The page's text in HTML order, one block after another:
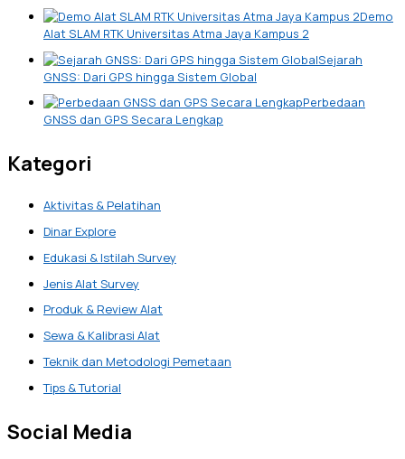
Demo
Alat SLAM RTK Universitas Atma Jaya Kampus 2
Sejarah
GNSS: Dari GPS hingga Sistem Global
Perbedaan
GNSS dan GPS Secara Lengkap
Kategori
Aktivitas & Pelatihan
Dinar Explore
Edukasi & Istilah Survey
Jenis Alat Survey
Produk & Review Alat
Sewa & Kalibrasi Alat
Teknik dan Metodologi Pemetaan
Tips & Tutorial
Social Media